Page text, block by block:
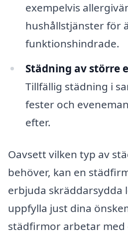
exempelvis
hushållstjänster för
funktionshindrade.
Städning av större
Tillfällig städning i
fester och
efter.
Oavsett vilken typ av
behöver, kan en
erbjuda skräddarsydda
uppfylla just dina
städfirmor arbetar med